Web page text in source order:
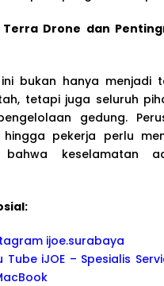
Drone dan
bukan hanya menjadi
tetapi juga seluruh
gedung.
hingga pekerja perlu
bahwa keselamatan
ijoe.surabaya
Tube iJOE – Spesialis